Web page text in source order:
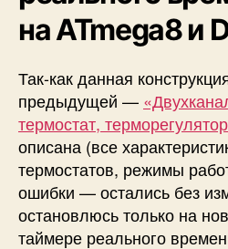
на ATmega8 и
Так-как данная
предыдущей —
термостат,
описана (все
термостатов, режимы
ошибки — остались без
остановлюсь только на
таймере реального